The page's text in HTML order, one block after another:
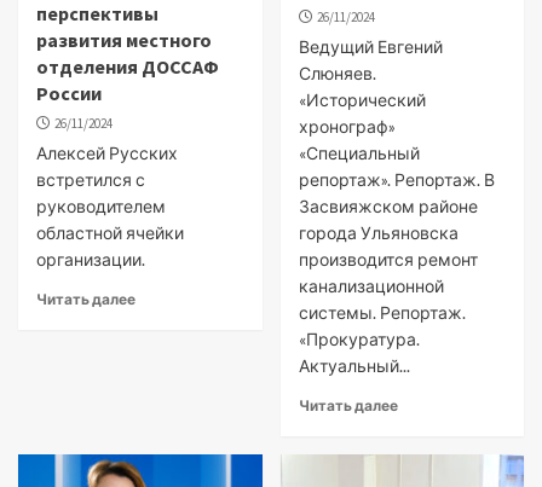
перспективы
развития местного
отделения ДОССАФ
России
26/11/2024
Алексей Русских
встретился с
руководителем
областной ячейки
организации.
Читать далее
26/11/2024
Ведущий Евгений
Слюняев.
«Исторический
хронограф»
«Специальный
репортаж». Репортаж. В
Засвияжском районе
города Ульяновска
производится ремонт
канализационной
системы. Репортаж.
«Прокуратура.
Актуальный...
Читать далее